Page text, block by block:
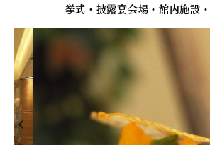
挙式・披露宴会場・館内施設